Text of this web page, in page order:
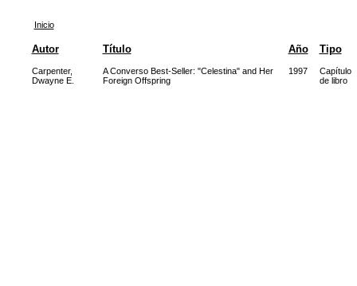
Inicio
Autor Título Año Tipo
Carpenter,
Dwayne E.
A Converso Best-Seller: "Celestina" and Her
Foreign Offspring
1997
Capítulo
de libro